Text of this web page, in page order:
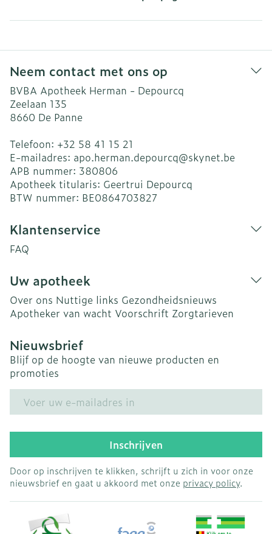
Neem contact met ons op
BVBA Apotheek Herman - Depourcq
Zeelaan 135
8660 De Panne
Telefoon: +32 58 41 15 21
E-mailadres: apo.herman.depourcq@skynet.be
APB nummer: 380806
Apotheek titularis: Geertrui Depourcq
BTW nummer: BE0864703827
Klantenservice
FAQ
Uw apotheek
Over ons Nuttige links Gezondheidsnieuws
Apotheker van wacht Voorschrift Zorgtarieven
Nieuwsbrief
Blijf op de hoogte van nieuwe producten en
promoties
Inschrijven
Door op inschrijven te klikken, schrijft u zich in voor onze
nieuwsbrief en gaat u akkoord met onze privacy policy.